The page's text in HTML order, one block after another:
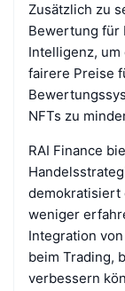
Zusätzlich zu
Bewertung für
Intelligenz, um
fairere Preise
NFTs zu
RAI Finance
demokratisiert
weniger
Integration
beim Trading,
verbessern